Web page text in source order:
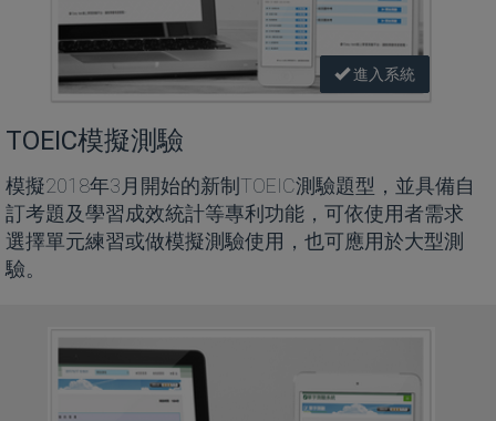
進入系統
TOEIC模擬測驗
模擬2018年3月開始的新制TOEIC測驗題型，並具備自
訂考題及學習成效統計等專利功能，可依使用者需求
選擇單元練習或做模擬測驗使用，也可應用於大型測
驗。